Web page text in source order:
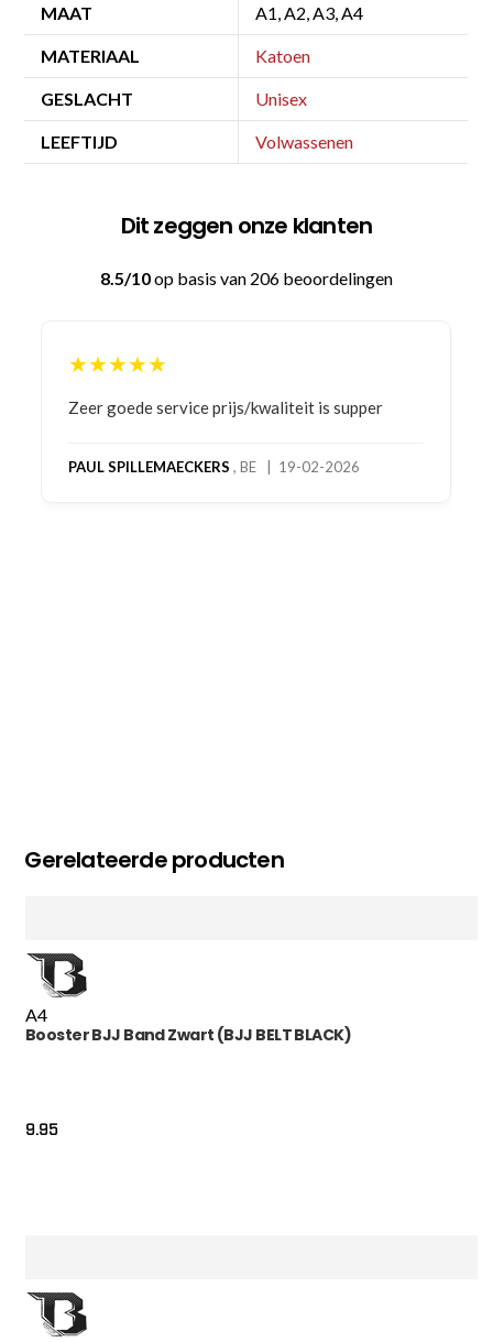
MAAT A1, A2, A3, A4
MATERIAAL Katoen
GESLACHT Unisex
LEEFTIJD Volwassenen
Dit zeggen onze klanten
8.5/10op basis van 206 beoordelingen
★★★★★
Bestelling gedaan vanwege goede prijzen en
bestelling al ontvangen met gifts, waardoor je
Gerelateerde producten
A4
Booster BJJ Band Zwart (BJJ BELT BLACK)
9.95